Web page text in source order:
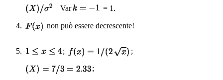
Var = 1.
non può essere decrescente!
; ;
;